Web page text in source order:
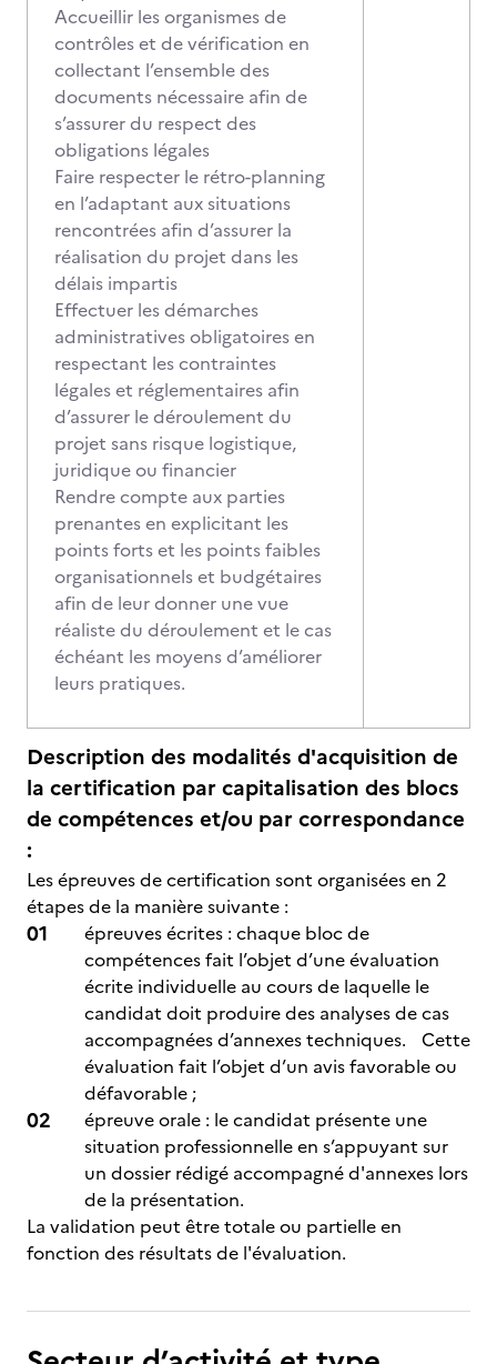
Accueillir les organismes de
contrôles et de vérification en
collectant l’ensemble des
documents nécessaire afin de
s’assurer du respect des
obligations légales
Faire respecter le rétro-planning
en l’adaptant aux situations
rencontrées afin d’assurer la
réalisation du projet dans les
délais impartis
Effectuer les démarches
administratives obligatoires en
respectant les contraintes
légales et réglementaires afin
d’assurer le déroulement du
projet sans risque logistique,
juridique ou financier
Rendre compte aux parties
prenantes en explicitant les
points forts et les points faibles
organisationnels et budgétaires
afin de leur donner une vue
réaliste du déroulement et le cas
échéant les moyens d’améliorer
leurs pratiques.
Description des modalités d'acquisition de
la certification par capitalisation des blocs
de compétences et/ou par correspondance
:
Les épreuves de certification sont organisées en 2
étapes de la manière suivante :
épreuves écrites : chaque bloc de
compétences fait l’objet d’une évaluation
écrite individuelle au cours de laquelle le
candidat doit produire des analyses de cas
accompagnées d’annexes techniques. Cette
évaluation fait l’objet d’un avis favorable ou
défavorable ;
épreuve orale : le candidat présente une
situation professionnelle en s’appuyant sur
un dossier rédigé accompagné d'annexes lors
de la présentation.
La validation peut être totale ou partielle en
fonction des résultats de l'évaluation.